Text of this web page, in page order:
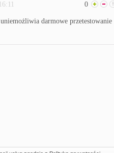
0
darmowe przetestowanie